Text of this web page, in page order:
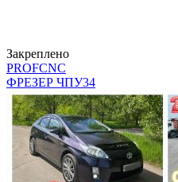
Закреплено
PROFCNC
ФРЕЗЕР ЧПУ34